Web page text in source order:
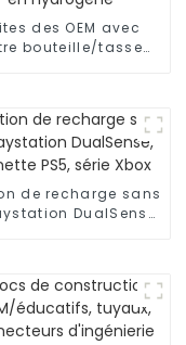
des OEM avec
bouteille/tasse
de recharge sans
DualSense,